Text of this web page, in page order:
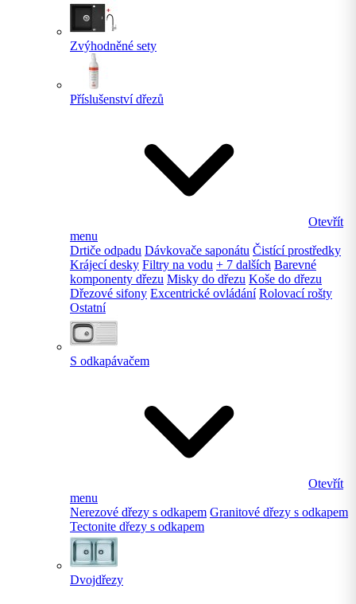
Zvýhodněné sety
Příslušenství dřezů
Otevřít
menu
Drtiče odpadu Dávkovače saponátu Čistící prostředky
Krájecí desky Filtry na vodu + 7 dalších Barevné
komponenty dřezu Misky do dřezu Koše do dřezu
Dřezové sifony Excentrické ovládání Rolovací rošty
Ostatní
S odkapávačem
Otevřít
menu
Nerezové dřezy s odkapem Granitové dřezy s odkapem
Tectonite dřezy s odkapem
Dvojdřezy